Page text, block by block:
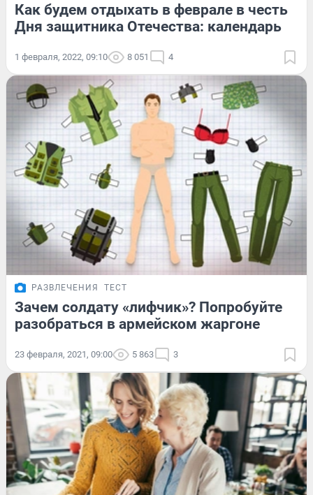
Как будем отдыхать в феврале в честь
Дня защитника Отечества: календарь
1 февраля, 2022, 09:10 8 051 4
РАЗВЛЕЧЕНИЯ ТЕСТ
Зачем солдату «лифчик»? Попробуйте
разобраться в армейском жаргоне
23 февраля, 2021, 09:00 5 863 3